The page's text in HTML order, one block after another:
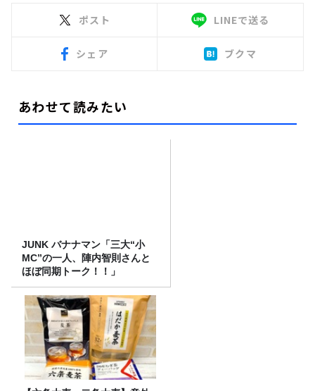
ポスト LINEで送る
シェア ブクマ
あわせて読みたい
JUNK バナナマン「三大“小
MC”の一人、陣内智則さんと
ほぼ同期トーク！！」